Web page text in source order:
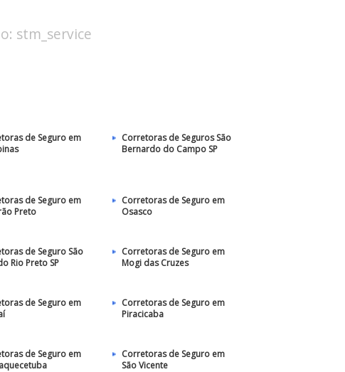
stm_service
de Seguro em
Corretoras de Seguros São
Bernardo do Campo SP
de Seguro em
Preto
Corretoras de Seguro em
Osasco
de Seguro São
Rio Preto SP
Corretoras de Seguro em
Mogi das Cruzes
de Seguro em
Corretoras de Seguro em
Piracicaba
de Seguro em
Corretoras de Seguro em
São Vicente